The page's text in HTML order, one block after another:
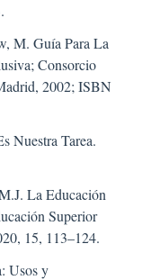
M. Guía Para La
Consorcio
2002; ISBN
Nuestra Tarea.
La Educación
Superior
15, 113–124.
Usos y